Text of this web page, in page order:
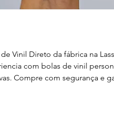
Vinil Direto da fábrica na
com bolas de vinil
Compre com segurança e